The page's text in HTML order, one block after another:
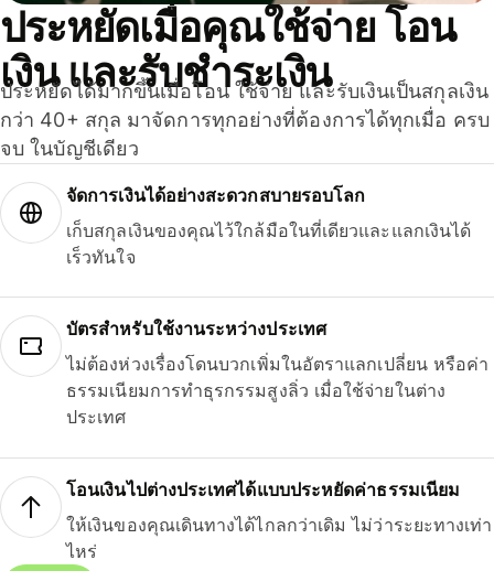
ประหยัดเมื่อคุณใช้จ่าย โอน
เงิน และรับชำระเงิน
ประหยัดได้มากขึ้นเมื่อโอน ใช้จ่าย และรับเงินเป็นสกุลเงิน
กว่า 40+ สกุล มาจัดการทุกอย่างที่ต้องการได้ทุกเมื่อ ครบ
จบ ในบัญชีเดียว
จัดการเงินได้อย่างสะดวกสบายรอบโลก
เก็บสกุลเงินของคุณไว้ใกล้มือในที่เดียวและแลกเงินได้
เร็วทันใจ
บัตรสำหรับใช้งานระหว่างประเทศ
ไม่ต้องห่วงเรื่องโดนบวกเพิ่มในอัตราแลกเปลี่ยน หรือค่า
ธรรมเนียมการทำธุรกรรมสูงลิ่ว เมื่อใช้จ่ายในต่าง
ประเทศ
โอนเงินไปต่างประเทศได้แบบประหยัดค่าธรรมเนียม
ให้เงินของคุณเดินทางได้ไกลกว่าเดิม ไม่ว่าระยะทางเท่า
ไหร่